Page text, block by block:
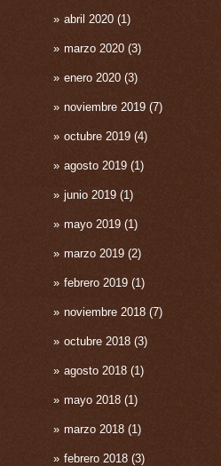
abril 2020 (1)
marzo 2020 (3)
enero 2020 (3)
noviembre 2019 (7)
octubre 2019 (4)
agosto 2019 (1)
junio 2019 (1)
mayo 2019 (1)
marzo 2019 (2)
febrero 2019 (1)
noviembre 2018 (7)
octubre 2018 (3)
agosto 2018 (1)
mayo 2018 (1)
marzo 2018 (1)
febrero 2018 (3)